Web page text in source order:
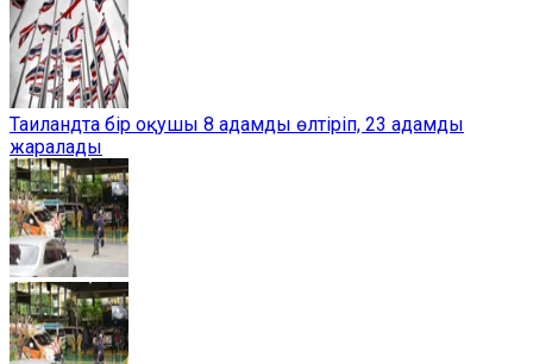
Таиландта бір оқушы 8 адамды өлтіріп, 23 адамды
жаралады